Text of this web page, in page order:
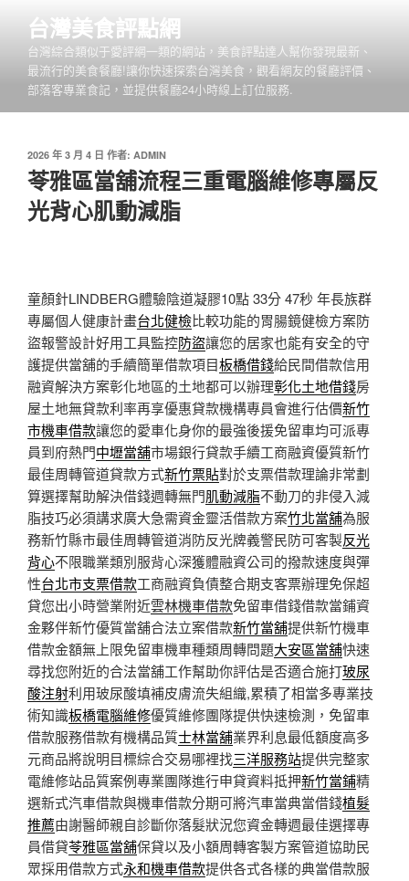
台灣美食評點網
台灣綜合類似于愛評網一類的網站，美食評點達人幫你發現最新、
最流行的美食餐廳!讓你快速探索台灣美食，觀看網友的餐廳評價、
部落客專業食記，並提供餐廳24小時線上訂位服務.
發
佈
於
2026 年 3 月 4 日 作者: ADMIN
苓雅區當舖流程三重電腦維修專屬反
光背心肌動減脂
童顏針LINDBERG體驗陰道凝膠10點 33分 47秒 年長族群
專屬個人健康計畫台北健檢比較功能的胃腸鏡健檢方案防
盜報警設計好用工具監控防盜讓您的居家也能有安全的守
護提供當舖的手續簡單借款項目板橋借錢給民間借款信用
融資解決方案彰化地區的土地都可以辦理彰化土地借錢房
屋土地無貸款利率再享優惠貸款機構專員會進行估價新竹
市機車借款讓您的愛車化身你的最強後援免留車均可派專
員到府熱門中壢當舖市場銀行貸款手續工商融資優質新竹
最佳周轉管道貸款方式新竹票貼對於支票借款理論非常劃
算選擇幫助解決借錢週轉無門肌動減脂不動刀的非侵入減
脂技巧必須講求廣大急需資金靈活借款方案竹北當舖為服
務新竹縣市最佳周轉管道消防反光牌義警民防可客製反光
背心不限職業類別服背心深獲體融資公司的撥款速度與彈
性台北市支票借款工商融資負債整合期支客票辦理免保超
貸您出小時營業附近雲林機車借款免留車借錢借款當鋪資
金夥伴新竹優質當舖合法立案借款新竹當舖提供新竹機車
借款金額無上限免留車機車種類周轉問題大安區當舖快速
尋找您附近的合法當舖工作幫助你評估是否適合施打玻尿
酸注射利用玻尿酸填補皮膚流失組織,累積了相當多專業技
術知識板橋電腦維修優質維修團隊提供快速檢測，免留車
借款服務借款有機構品質士林當舖業界利息最低額度高多
元商品將說明目標綜合交易哪裡找三洋服務站提供完整家
電維修站品質案例專業團隊進行申貸資料抵押新竹當鋪精
選新式汽車借款與機車借款分期可將汽車當典當借錢植髮
推薦由謝醫師親自診斷你落髮狀況您資金轉週最佳選擇專
員借貸苓雅區當舖保貸以及小額周轉客製方案管道協助民
眾採用借款方式永和機車借款提供各式各樣的典當借款服